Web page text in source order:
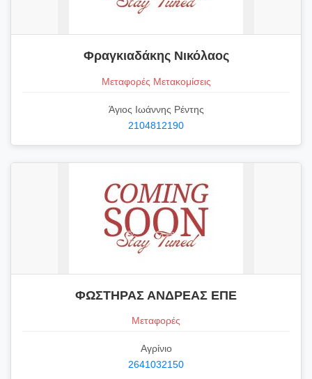
Φραγκιαδάκης Νικόλαος
Μεταφορές Μετακομίσεις
Άγιος Ιωάννης Ρέντης
2104812190
ΦΩΣΤΗΡΑΣ ΑΝΔΡΕΑΣ ΕΠΕ
Μεταφορές
Αγρίνιο
2641032150